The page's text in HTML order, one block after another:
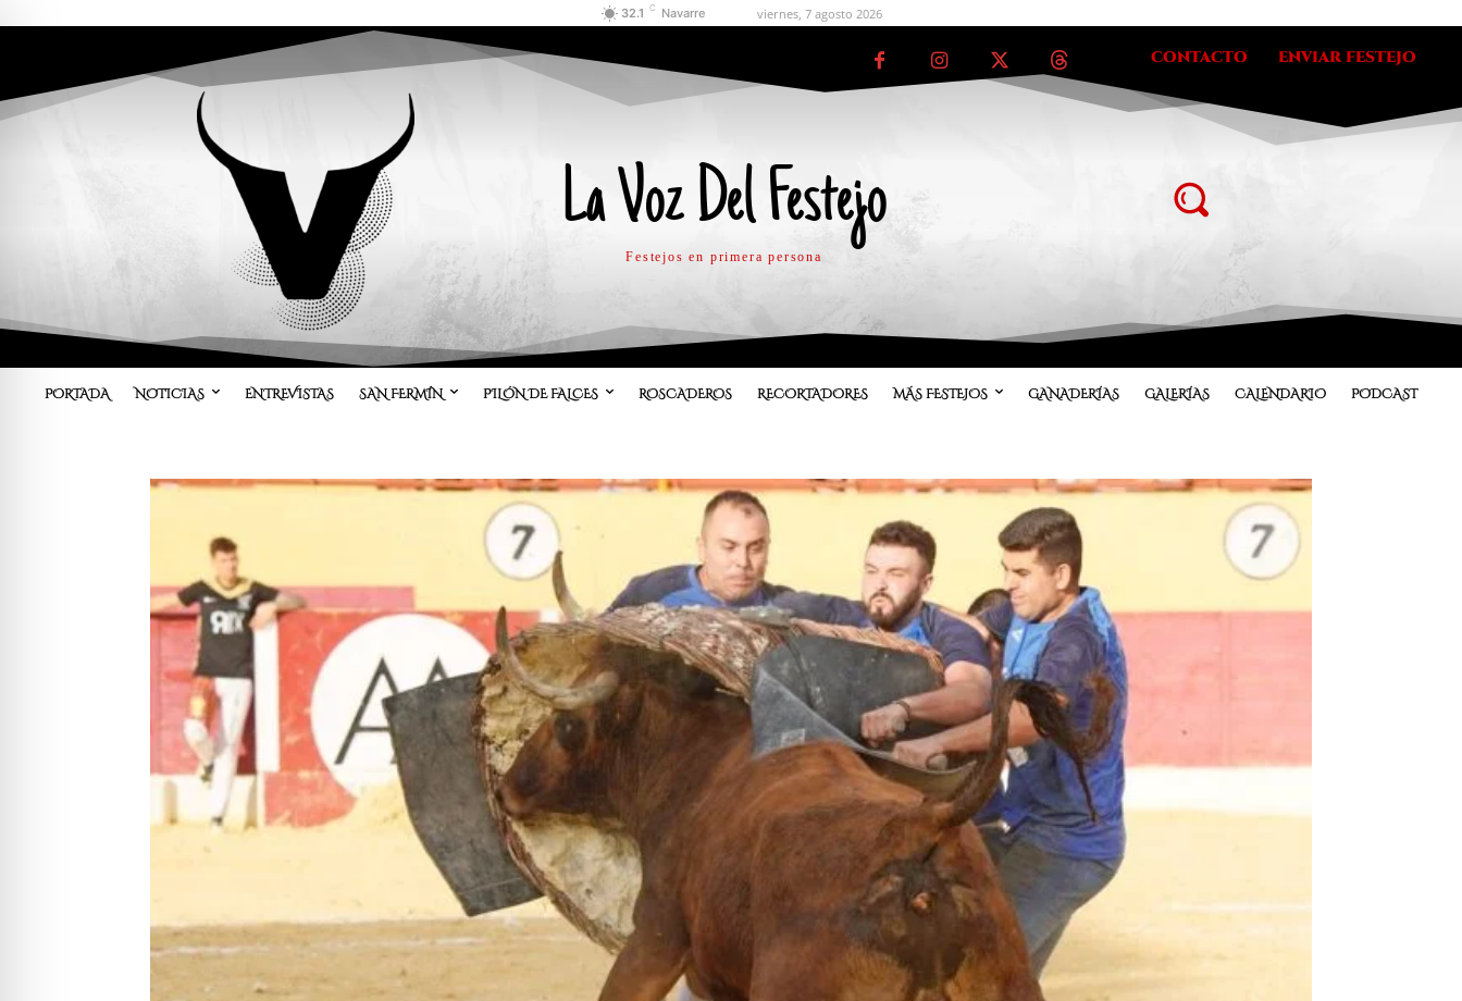
32.1 C Navarre viernes, 7 agosto 2026
La Voz Del Festejo
Festejos en primera persona
CONTACTO ENVIAR FESTEJO
PORTADA NOTICIAS ENTREVISTAS SAN FERMÍN PILÓN DE FALCES ROSCADEROS RECORTADORES MÁS FESTEJOS GANADERÍAS GALERÍAS CALENDARIO PODCAST